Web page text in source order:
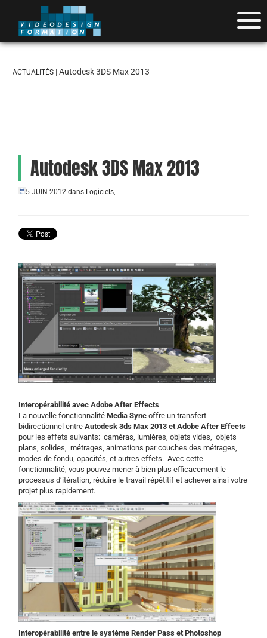
ACTUALITÉS | Autodesk 3DS Max 2013
Autodesk 3DS Max 2013
5 JUIN 2012 dans Logiciels,
Interopérabilité avec Adobe After Effects
La nouvelle fonctionnalitéMedia Sync offre un transfert
bidirectionnel entreAutodesk 3ds Max 2013 et Adobe After Effects
pour les effets suivants: caméras, lumières, objets vides, objets
plans, solides, métrages, animations par couches des métrages,
modes de fondu, opacités, et autres effets. Avec cette
fonctionnalité, vous pouvez mener à bien plus efficacement le
processus d’itération, réduire le travail répétitif et achever ainsi votre
projet plus rapidement.
Interopérabilité entre le système Render Pass et Photoshop